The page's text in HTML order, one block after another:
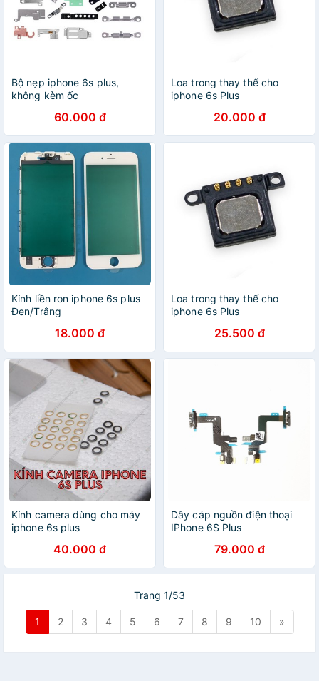
Bộ nẹp iphone 6s plus,
không kèm ốc
60.000 đ
Loa trong thay thế cho
iphone 6s Plus
20.000 đ
Kính liền ron iphone 6s plus
Đen/Trắng
18.000 đ
Loa trong thay thế cho
iphone 6s Plus
25.500 đ
Kính camera dùng cho máy
iphone 6s plus
40.000 đ
Dây cáp nguồn điện thoại
IPhone 6S Plus
79.000 đ
Trang 1/53
1 2 3 4 5 6 7 8 9 10 »